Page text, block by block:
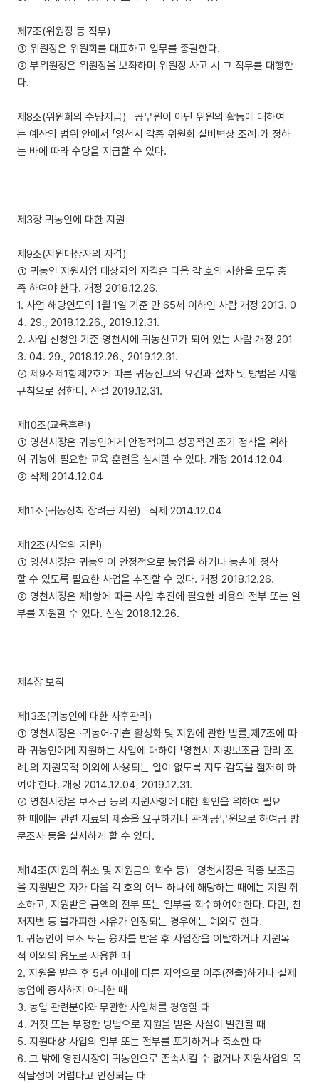
제7조(위원장 등 직무)
① 위원장은 위원회를 대표하고 업무를 총괄한다.
② 부위원장은 위원장을 보좌하며 위원장 사고 시 그 직무를 대행한
다.
제8조(위원회의 수당지급) 공무원이 아닌 위원의 활동에 대하여
는 예산의 범위 안에서 「영천시 각종 위원회 실비변상 조례」가 정하
는 바에 따라 수당을 지급할 수 있다.
제3장 귀농인에 대한 지원
제9조(지원대상자의 자격)
① 귀농인 지원사업 대상자의 자격은 다음 각 호의 사항을 모두 충
족 하여야 한다. 개정 2018.12.26.
1. 사업 해당연도의 1월 1일 기준 만 65세 이하인 사람 개정 2013. 0
4. 29., 2018.12.26., 2019.12.31.
2. 사업 신청일 기준 영천시에 귀농신고가 되어 있는 사람 개정 201
3. 04. 29., 2018.12.26., 2019.12.31.
② 제9조제1항제2호에 따른 귀농신고의 요건과 절차 및 방법은 시행
규칙으로 정한다. 신설 2019.12.31.
제10조(교육훈련)
① 영천시장은 귀농인에게 안정적이고 성공적인 조기 정착을 위하
여 귀농에 필요한 교육 훈련을 실시할 수 있다. 개정 2014.12.04
② 삭제 2014.12.04
제11조(귀농정착 장려금 지원) 삭제 2014.12.04
제12조(사업의 지원)
① 영천시장은 귀농인이 안정적으로 농업을 하거나 농촌에 정착
할 수 있도록 필요한 사업을 추진할 수 있다. 개정 2018.12.26.
② 영천시장은 제1항에 따른 사업 추진에 필요한 비용의 전부 또는 일
부를 지원할 수 있다. 신설 2018.12.26.
제4장 보칙
제13조(귀농인에 대한 사후관리)
① 영천시장은 ·귀농어·귀촌 활성화 및 지원에 관한 법률」제7조에 따
라 귀농인에게 지원하는 사업에 대하여 「영천시 지방보조금 관리 조
례」의 지원목적 이외에 사용되는 일이 없도록 지도·감독을 철저히 하
여야 한다. 개정 2014.12.04, 2019.12.31.
② 영천시장은 보조금 등의 지원사항에 대한 확인을 위하여 필요
한 때에는 관련 자료의 제출을 요구하거나 관계공무원으로 하여금 방
문조사 등을 실시하게 할 수 있다.
제14조(지원의 취소 및 지원금의 회수 등) 영천시장은 각종 보조금
을 지원받은 자가 다음 각 호의 어느 하나에 해당하는 때에는 지원 취
소하고, 지원받은 금액의 전부 또는 일부를 회수하여야 한다. 다만, 천
재지변 등 불가피한 사유가 인정되는 경우에는 예외로 한다.
1. 귀농인이 보조 또는 융자를 받은 후 사업장을 이탈하거나 지원목
적 이외의 용도로 사용한 때
2. 지원을 받은 후 5년 이내에 다른 지역으로 이주(전출)하거나 실제
농업에 종사하지 아니한 때
3. 농업 관련분야와 무관한 사업체를 경영할 때
4. 거짓 또는 부정한 방법으로 지원을 받은 사실이 발견될 때
5. 지원대상 사업의 일부 또는 전부를 포기하거나 축소한 때
6. 그 밖에 영천시장이 귀농인으로 존속시킬 수 없거나 지원사업의 목
적달성이 어렵다고 인정되는 때